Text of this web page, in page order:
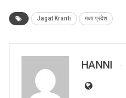
Jagat Kranti मध्य प्रदेश
HANNI